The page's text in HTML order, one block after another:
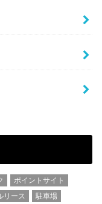
ポイントサイト
リース 駐車場